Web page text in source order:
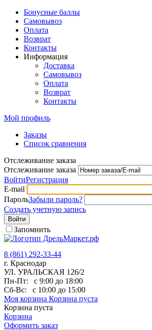
Бонусные баллы
Самовывоз
Оплата
Возврат
Контакты
Информация
Доставка
Самовывоз
Оплата
Возврат
Контакты
Мой профиль
Заказы
Список сравнения
Отслеживание заказа
Отслеживание заказа
ВойтиРегистрация
E-mail
ПарольЗабыли пароль?
Создать учетную запись
Войти
Запомнить
8 (861) 292-33-44
г. Краснодар
УЛ. УРАЛЬСКАЯ 126/2
Пн-Пт:
с 9:00 до 18:00
Сб-Вс:
с 10:00 до 15:00
Моя корзина Корзина пуста
Корзина пуста
Корзина
Оформить заказ